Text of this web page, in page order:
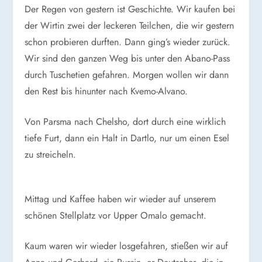
Der Regen von gestern ist Geschichte. Wir kaufen bei
der Wirtin zwei der leckeren Teilchen, die wir gestern
schon probieren durften. Dann ging’s wieder zurück.
Wir sind den ganzen Weg bis unter den Abano-Pass
durch Tuschetien gefahren. Morgen wollen wir dann
den Rest bis hinunter nach Kvemo-Alvano.
Von Parsma nach Chelsho, dort durch eine wirklich
tiefe Furt, dann ein Halt in Dartlo, nur um einen Esel
zu streicheln.
Mittag und Kaffee haben wir wieder auf unserem
schönen Stellplatz vor Upper Omalo gemacht.
Kaum waren wir wieder losgefahren, stießen wir auf